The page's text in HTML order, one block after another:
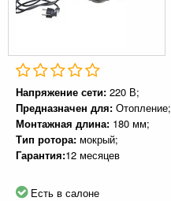
Напряжение сети: 220 В;
Предназначен для: Отопление;
Монтажная длина: 180 мм;
Тип ротора: мокрый;
Гарантия:12 месяцев
Есть в салоне